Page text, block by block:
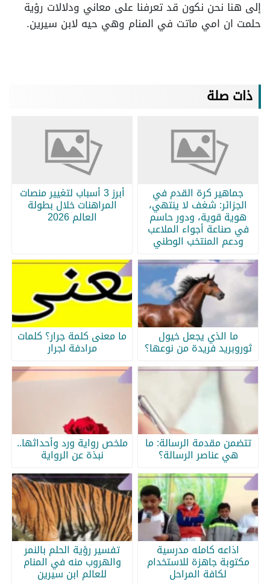
إلى هنا نحن نكون قد تعرفنا على معاني ودلالات رؤية
حلمت ان امي ماتت في المنام وهي حيه لابن سيرين.
ذات صلة
جماهير كرة القدم في
الجزائر: شغف لا ينتهي،
هوية قوية، ودور حاسم
في صناعة أجواء الملاعب
ودعم المنتخب الوطني
أبرز 3 أسباب لتغيير منصات
المراهنات خلال بطولة
العالم 2026
ما الذي يجعل خيول
ثوروبريد فريدة من نوعها؟
ما معنى كلمة جرار؟ كلمات
مرادفة لجرار
تتضمن مقدمة الرسالة: ما
هي عناصر الرسالة؟
ملخص رواية ورد وأحداثها..
نبذة عن الرواية
اذاعه كامله مدرسية
مكتوبة جاهزة للاستخدام
لكافة المراحل
تفسير رؤية الحلم بالنمر
والهروب منه في المنام
للعالم ابن سيرين